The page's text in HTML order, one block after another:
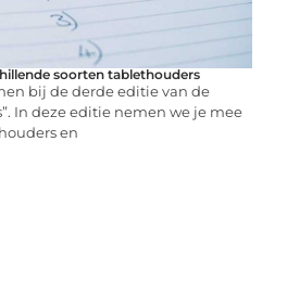
soorten tablethouders
bij de derde editie van de
In deze editie nemen we je mee
en